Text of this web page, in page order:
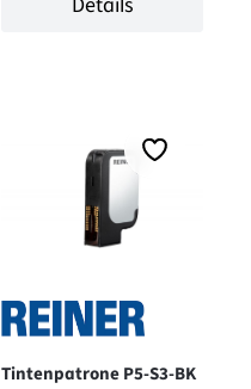
Tintenpatrone P5-S3-BK